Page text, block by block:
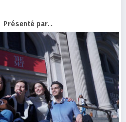
Présenté par...